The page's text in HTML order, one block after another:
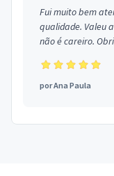
Fui muito bem
qualidade. Valeu
não é careiro.
porAna Paula